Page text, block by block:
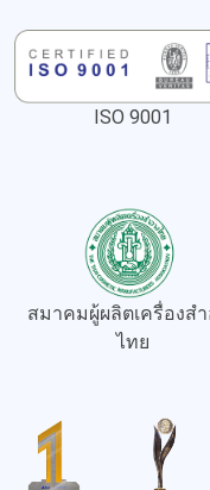
ISO 9001
สมาคมผู้ผลิตเครื่องสำ
ไทย